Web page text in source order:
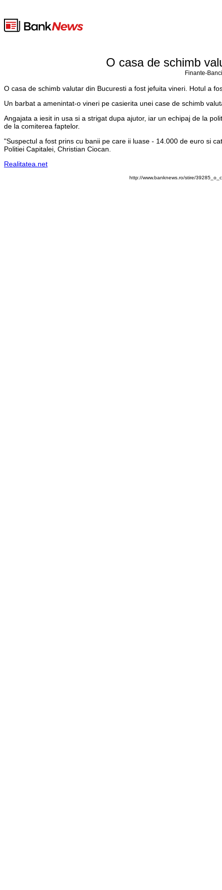
O casa de schimb
Finante-
O casa de schimb valutar din Bucuresti a fost jefuita vineri. Hotul a
Un barbat a amenintat-o vineri pe casierita unei case de schimb
Angajata a iesit in usa si a strigat dupa ajutor, iar un echipaj de la
de la comiterea faptelor.
"Suspectul a fost prins cu banii pe care ii luase - 14.000 de euro si
Politiei Capitalei, Christian Ciocan.
Realitatea.net
http://www.banknews.ro/stire/